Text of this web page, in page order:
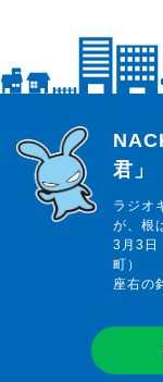
らじっと
君」
ラジオ
が、根
3月3日
町）
座右の